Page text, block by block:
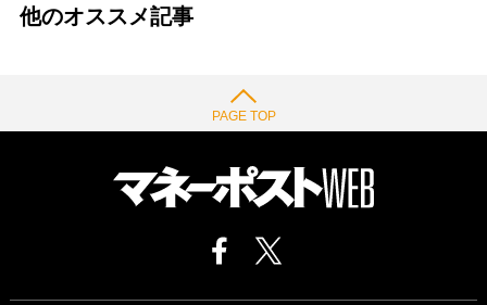
他のオススメ記事
PAGE TOP